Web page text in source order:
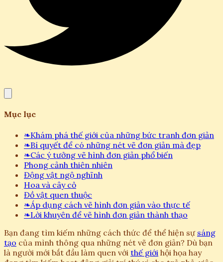
Mục lục
❧Khám phá thế giới của những bức tranh đơn giản
❧Bí quyết để có những nét vẽ đơn giản mà đẹp
❧Các ý tưởng vẽ hình đơn giản phổ biến
Phong cảnh thiên nhiên
Động vật ngộ nghĩnh
Hoa và cây cỏ
Đồ vật quen thuộc
❧Áp dụng cách vẽ hình đơn giản vào thực tế
❧Lời khuyên để vẽ hình đơn giản thành thạo
Bạn đang tìm kiếm những cách thức để thể hiện sự sáng
tạo của mình thông qua những nét vẽ đơn giản? Dù bạn
là người mới bắt đầu làm quen với thế giới hội họa hay